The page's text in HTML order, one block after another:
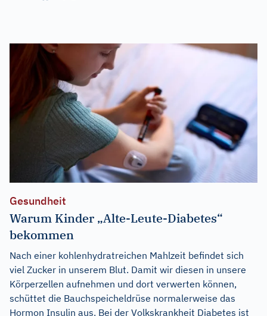
Gesundheit
Warum Kinder „Alte-Leute-Diabetes“
bekommen
Nach einer kohlenhydratreichen Mahlzeit befindet sich
viel Zucker in unserem Blut. Damit wir diesen in unsere
Körperzellen aufnehmen und dort verwerten können,
schüttet die Bauchspeicheldrüse normalerweise das
Hormon Insulin aus. Bei der Volkskrankheit Diabetes ist